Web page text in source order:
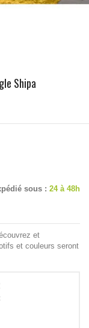
Shipa
sous : 24 à 48h
et
et couleurs seront